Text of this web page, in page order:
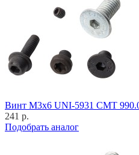
Винт M3x6 UNI-5931 CMT
241 р.
Подобрать аналог